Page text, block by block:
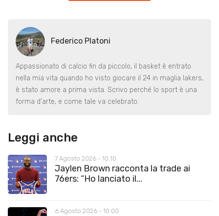
Federico Platoni
Appassionato di calcio fin da piccolo, il basket è entrato
nella mia vita quando ho visto giocare il 24 in maglia lakers,
è stato amore a prima vista. Scrivo perché lo sport è una
forma d'arte, e come tale va celebrato.
Leggi anche
7 Agosto 2026 - 10:10
Jaylen Brown racconta la trade ai
76ers: “Ho lanciato il...
6 Agosto 2026 - 10:00